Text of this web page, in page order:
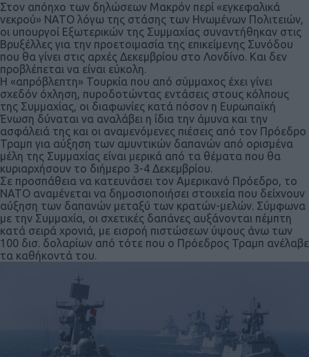
Στον απόηχο των δηλώσεων Μακρόν περί «εγκεφαλικά
νεκρού» ΝΑΤΟ λόγω της στάσης των Ηνωμένων Πολιτειών,
οι υπουργοί Εξωτερικών της Συμμαχίας συναντήθηκαν στις
Βρυξέλλες για την προετοιμασία της επικείμενης Συνόδου
που θα γίνει στις αρχές Δεκεμβρίου στο Λονδίνο. Και δεν
προβλέπεται να είναι εύκολη.
Η «απρόβλεπτη» Τουρκία που από σύμμαχος έχει γίνει
σχεδόν όχληση, πυροδοτώντας εντάσεις στους κόλπους
της Συμμαχίας, οι διαφωνίες κατά πόσον η Ευρωπαϊκή
Ένωση δύναται να αναλάβει η ίδια την άμυνα και την
ασφάλειά της και οι αναμενόμενες πιέσεις από τον Πρόεδρο
Τραμπ για αύξηση των αμυντικών δαπανών από ορισμένα
μέλη της Συμμαχίας είναι μερικά από τα θέματα που θα
κυριαρχήσουν το διήμερο 3-4 Δεκεμβρίου.
Σε προσπάθεια να κατευνάσει τον Αμερικανό Πρόεδρο, το
ΝΑΤΟ αναμένεται να δημοσιοποιήσει στοιχεία που δείχνουν
αύξηση των δαπανών μεταξύ των κρατών-μελών. Σύμφωνα
με την Συμμαχία, οι σχετικές δαπάνες αυξάνονται πέμπτη
κατά σειρά χρονιά, με εισροή πιστώσεων ύψους άνω των
100 δισ. δολαρίων από τότε που ο Πρόεδρος Τραμπ ανέλαβε
τα καθήκοντά του.